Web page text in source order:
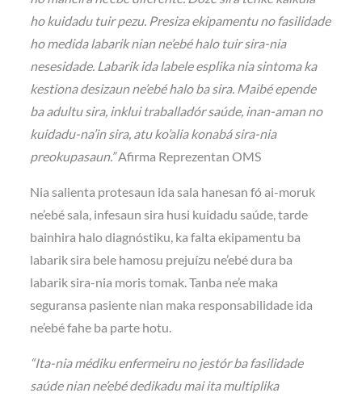
ho kuidadu tuir pezu. Presiza ekipamentu no fasilidade
ho medida labarik nian ne’ebé halo tuir sira-nia
nesesidade. Labarik ida labele esplika nia sintoma ka
kestiona desizaun ne’ebé halo ba sira. Maibé epende
ba adultu sira, inklui traballadór saúde, inan-aman no
kuidadu-na’in sira, atu ko’alia konabá sira-nia
preokupasaun.”Afirma Reprezentan OMS
Nia salienta protesaun ida sala hanesan fó ai-moruk
ne’ebé sala, infesaun sira husi kuidadu saúde, tarde
bainhira halo diagnóstiku, ka falta ekipamentu ba
labarik sira bele hamosu prejuízu ne’ebé dura ba
labarik sira-nia moris tomak. Tanba ne’e maka
seguransa pasiente nian maka responsabilidade ida
ne’ebé fahe ba parte hotu.
“Ita-nia médiku enfermeiru no jestór ba fasilidade
saúde nian ne’ebé dedikadu mai ita multiplika